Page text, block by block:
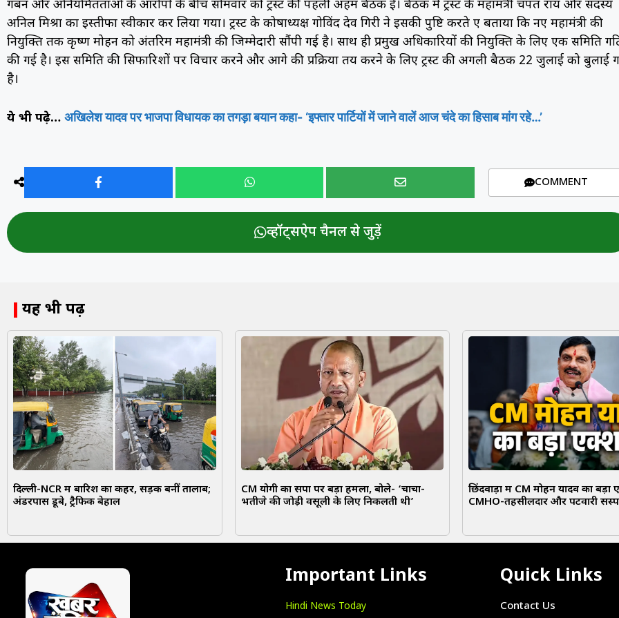
गबन और अनियमितताओं के आरोपों के बीच सोमवार को ट्रस्ट की पहली अहम बैठक हुई। बैठक में ट्रस्ट के महामंत्री चंपत राय और सदस्य
अनिल मिश्रा का इस्तीफा स्वीकार कर लिया गया। ट्रस्ट के कोषाध्यक्ष गोविंद देव गिरी ने इसकी पुष्टि करते हुए बताया कि नए महामंत्री की
नियुक्ति तक कृष्ण मोहन को अंतरिम महामंत्री की जिम्मेदारी सौंपी गई है। साथ ही प्रमुख अधिकारियों की नियुक्ति के लिए एक समिति
की गई है। इस समिति की सिफारिशों पर विचार करने और आगे की प्रक्रिया तय करने के लिए ट्रस्ट की अगली बैठक 22 जुलाई को बुलाई
है।
ये भी पढ़े… अखिलेश यादव पर भाजपा विधायक का तगड़ा बयान कहा- ‘इफ्तार पार्टियों में जाने वालें आज चंदे का हिसाब मांग रहे…’
COMMENT
व्हॉट्सऐप चैनल से जुड़ें
यह भी पढ़ें
दिल्ली-NCR में बारिश का कहर, सड़कें बनीं तालाब;
अंडरपास डूबे, ट्रैफिक बेहाल
CM योगी का सपा पर बड़ा हमला, बोले- ‘चाचा-
भतीजे की जोड़ी वसूली के लिए निकलती थी’
छिंदवाड़ा में CM मोहन यादव का बड़ा
CMHO-तहसीलदार और पटवारी
Important Links
Hindi News Today
Quick Links
Contact Us